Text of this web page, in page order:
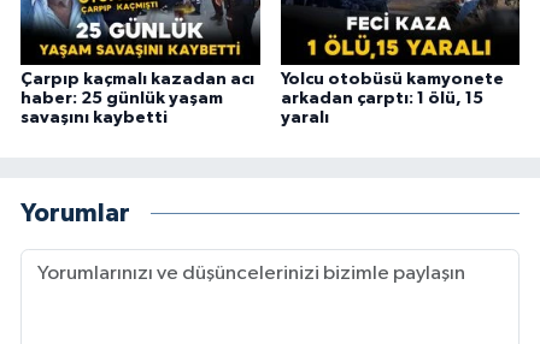
Çarpıp kaçmalı kazadan acı
haber: 25 günlük yaşam
savaşını kaybetti
Yolcu otobüsü kamyonete
arkadan çarptı: 1 ölü, 15
yaralı
Yorumlar